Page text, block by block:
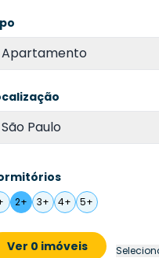
Apartamento
São Paulo
2+ 3+ 4+ 5+
Ver 0 imóveis